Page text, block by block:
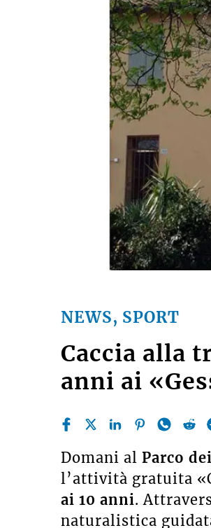
NEWS, SPORT
Caccia alla
anni ai
Domani al Parco
l’attività gratuita
ai 10 anni.
naturalistica